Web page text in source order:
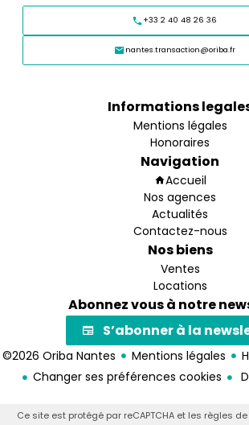
+33 2 40 48 26 36
nantes.transaction@oriba.fr
Informations
Mentions légales
Honoraires
Navigation
Accueil
Nos agences
Actualités
Contactez-nous
Nos biens
Ventes
Locations
Abonnez vous à notre
S’abonner à la
©2026 Oriba Nantes Mentions légales
Changer ses préférences cookies
Ce site est protégé par reCAPTCHA et les règles de